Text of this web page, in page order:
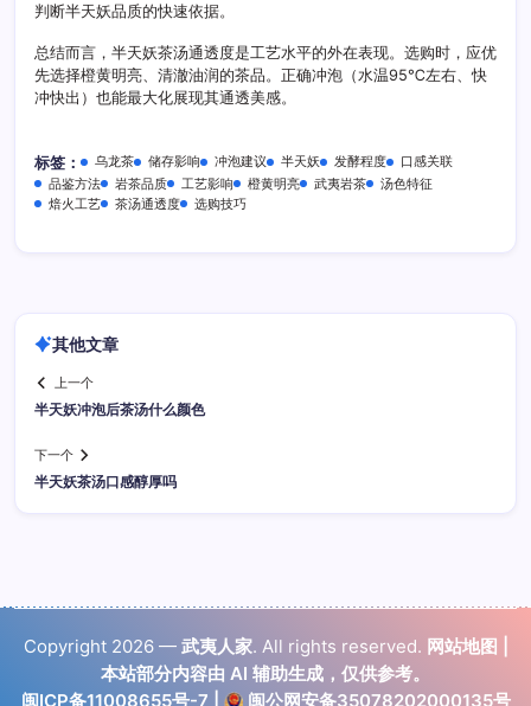
判断半天妖品质的快速依据。
总结而言，半天妖茶汤通透度是工艺水平的外在表现。选购时，应优
先选择橙黄明亮、清澈油润的茶品。正确冲泡（水温95℃左右、快
冲快出）也能最大化展现其通透美感。
标签： 乌龙茶 储存影响 冲泡建议 半天妖 发酵程度
口感关联
品鉴方法
岩茶品质 工艺影响 橙黄明亮 武夷岩茶
汤色特征
焙火工艺
茶汤通透度 选购技巧
其他文章
上一个
半天妖冲泡后茶汤什么颜色
下一个
半天妖茶汤口感醇厚吗
Copyright 2026 — 武夷人家. All rights reserved. 网站地图
本站部分内容由 AI 辅助生成，仅供参考。
闽ICP备11008655号-7
闽公网安备35078202000135号